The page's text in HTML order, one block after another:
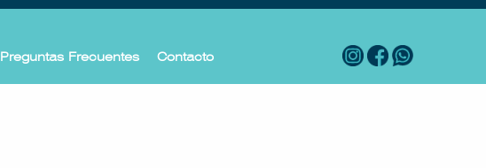
Preguntas Frecuentes Contacto